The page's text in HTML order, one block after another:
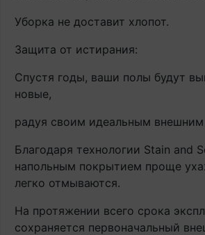
Уборка не доставит хлопот.
Защита от истирания:
Спустя годы, ваши полы будут
новые,
радуя своим идеальным
Благодаря технологии Stain and
напольным покрытием проще
легко отмываются.
На протяжении всего срока
сохраняется первоначальный